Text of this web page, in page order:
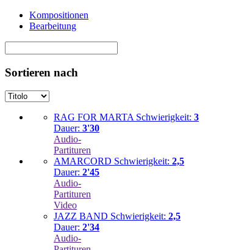
Kompositionen
Bearbeitung
Sortieren nach
RAG FOR MARTA Schwierigkeit: 3
Dauer: 3'30
Audio-
Partituren
AMARCORD Schwierigkeit: 2,5
Dauer: 2'45
Audio-
Partituren
Video
JAZZ BAND Schwierigkeit: 2,5
Dauer: 2'34
Audio-